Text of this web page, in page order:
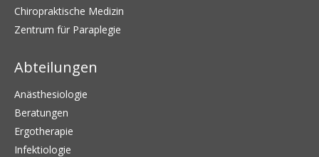
Chiropraktische Medizin
Zentrum für Paraplegie
Abteilungen
Anästhesiologie
Beratungen
Ergotherapie
Infektiologie